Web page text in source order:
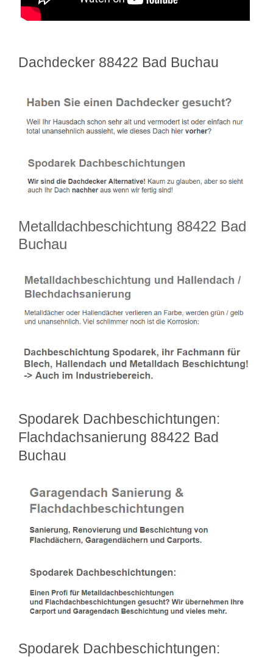
Dachdecker 88422 Bad Buchau
Metalldachbeschichtung 88422 Bad
Buchau
Spodarek Dachbeschichtungen:
Flachdachsanierung 88422 Bad
Buchau
Spodarek Dachbeschichtungen: